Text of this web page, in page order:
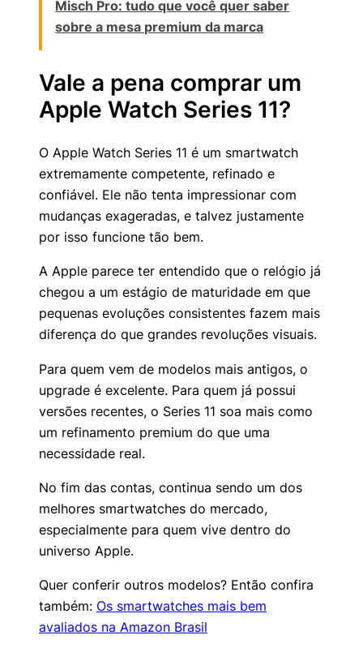
Misch Pro: tudo que você quer saber
sobre a mesa premium da marca
Vale a pena comprar um
Apple Watch Series 11?
O Apple Watch Series 11 é um smartwatch
extremamente competente, refinado e
confiável. Ele não tenta impressionar com
mudanças exageradas, e talvez justamente
por isso funcione tão bem.
A Apple parece ter entendido que o relógio já
chegou a um estágio de maturidade em que
pequenas evoluções consistentes fazem mais
diferença do que grandes revoluções visuais.
Para quem vem de modelos mais antigos, o
upgrade é excelente. Para quem já possui
versões recentes, o Series 11 soa mais como
um refinamento premium do que uma
necessidade real.
No fim das contas, continua sendo um dos
melhores smartwatches do mercado,
especialmente para quem vive dentro do
universo Apple.
Quer conferir outros modelos? Então confira
também: Os smartwatches mais bem
avaliados na Amazon Brasil